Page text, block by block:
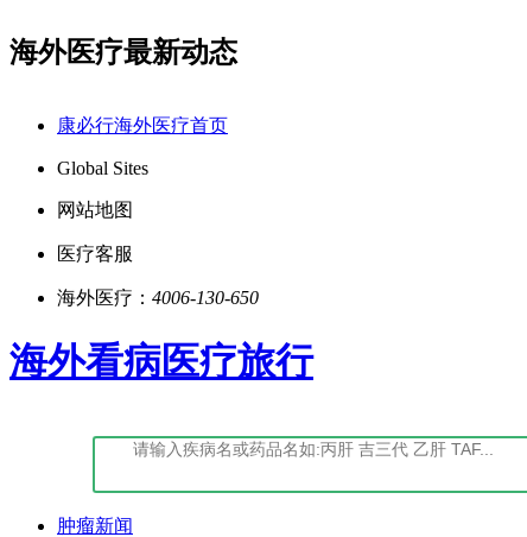
海外医疗最新动态
康必行海外医疗首页
Global Sites
网站地图
医疗客服
海外医疗： 4006-130-650
海外看病医疗旅行
肿瘤新闻